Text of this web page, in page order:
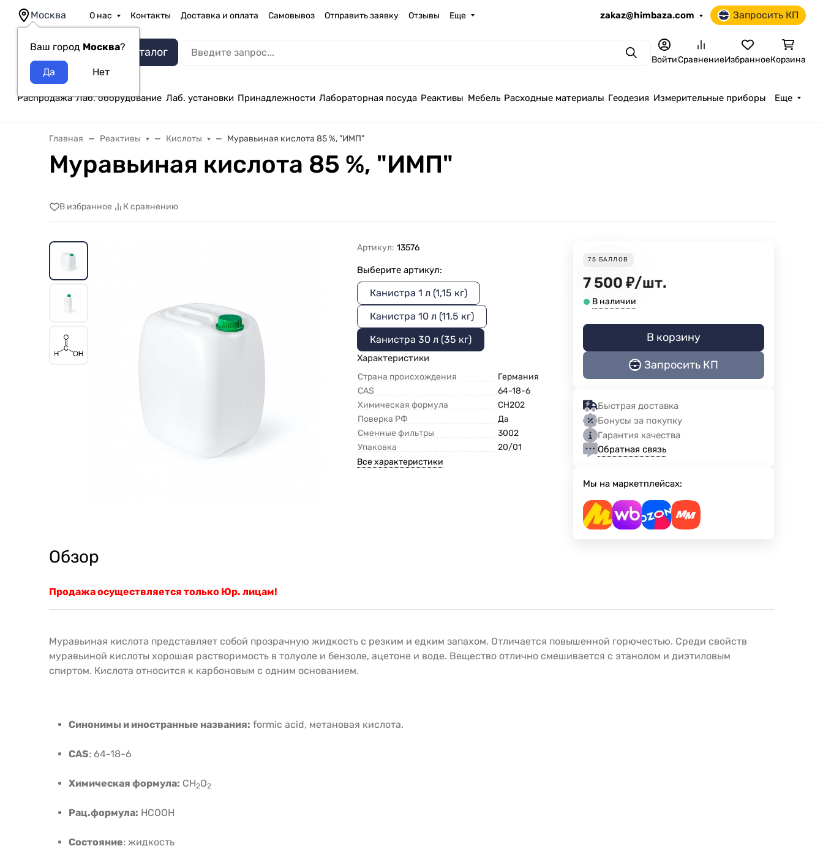
Москва
Ваш город Москва?
О нас Контакты Доставка и оплата Самовывоз Отправить заявку Отзывы Еще zakaz@himbaza.com Запросить КП
Каталог ПоискВойтиСравнениеИзбранноеКорзина
Распродажа Лаб. оборудование Лаб. установки Принадлежности Лабораторная посуда Реактивы Мебель Расходные материалы Геодезия Измерительные приборы Еще
Главная Реактивы Кислоты Муравьиная кислота 85 %, "ИМП"
Муравьиная кислота 85 %, "ИМП"
В избранное К сравнению
Артикул: 13576
Выберите артикул:
Канистра 1 л (1,15 кг)
Канистра 10 л (11,5 кг)
Канистра 30 л (35 кг)
Характеристики
Страна происхождения
Германия
CAS
64-18-6
Химическая формула
CH2O2
Поверка РФ
Да
Сменные фильтры
3002
Упаковка
20/01
Все характеристики
75 БАЛЛОВ
7 500 ₽/шт.
В наличии
В корзину
Запросить КП
Быстрая доставка
Бонусы за покупку
Гарантия качества
Обратная связь
Мы на маркетплейсах:
Обзор
Продажа осуществляется только Юр. лицам!
Муравьиная кислота представляет собой прозрачную жидкость с резким и едким запахом. Отличается повышенной горючестью. Среди свойств
муравьиной кислоты хорошая растворимость в толуоле и бензоле, ацетоне и воде. Вещество отлично смешивается с этанолом и диэтиловым
спиртом. Кислота относится к карбоновым с одним основанием.
Синонимы и иностранные названия: formic acid, метановая кислота.
CAS: 64-18-6
Химическая формула: CH2O2
Рац.формула: HCOOH
Состояние: жидкость